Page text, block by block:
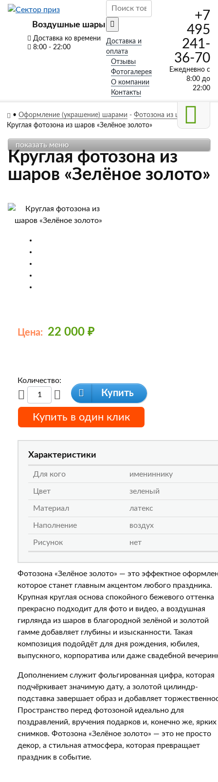
Воздушные шары
Доставка ко времени
8:00 - 22:00
Доставка и
оплата
Отзывы
Фотогалерея
О компании
Контакты
+7
495
241-
36-70
Ежедневно с
8:00 до
22:00
• Оформление (украшение) шарами - Фотозона из шаров
Круглая фотозона из шаров «Зелёное золото»
Круглая фотозона из
шаров «Зелёное золото»
Цена: 22 000 ₽
Количество:
Купить
Купить в один клик
Характеристики
Для кого имениннику
Цвет зеленый
Материал латекс
Наполнение воздух
Рисунок нет
Фотозона «Зелёное золото» — это эффектное
которое станет главным акцентом любого праздника.
Крупная круглая основа спокойного бежевого оттенка
прекрасно подходит для фото и видео, а воздушная
гирлянда из шаров в благородной зелёной и золотой
гамме добавляет глубины и изысканности. Такая
композиция подойдёт для дня рождения, юбилея,
выпускного, корпоратива или даже свадебной
Дополнением служит фольгированная цифра, которая
подчёркивает значимую дату, а золотой цилиндр-
подставка завершает образ и добавляет
Пространство перед фотозоной идеально для
поздравлений, вручения подарков и, конечно же, ярких
снимков. Фотозона «Зелёное золото» — это не просто
декор, а стильная атмосфера, которая превращает
праздник в событие.
показать меню